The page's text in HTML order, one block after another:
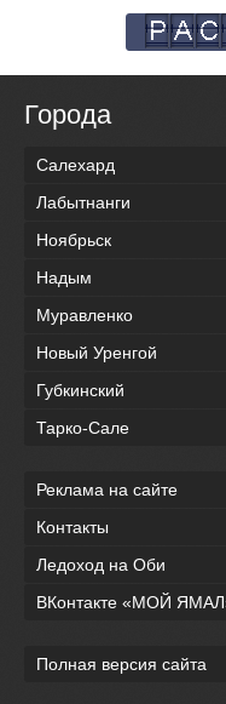
Города
Салехард
Лабытнанги
Ноябрьск
Надым
Муравленко
Новый Уренгой
Губкинский
Тарко-Сале
Реклама на сайте
Контакты
Ледоход на Оби
ВКонтакте «МОЙ
Полная версия сайта